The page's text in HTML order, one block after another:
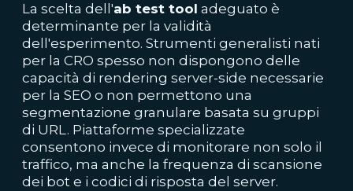
La scelta dell'ab test tool adeguato è
determinante per la validità
dell'esperimento. Strumenti generalisti nati
per la CRO spesso non dispongono delle
capacità di rendering server-side necessarie
per la SEO o non permettono una
segmentazione granulare basata su gruppi
di URL. Piattaforme specializzate
consentono invece di monitorare non solo il
traffico, ma anche la frequenza di scansione
dei bot e i codici di risposta del server.